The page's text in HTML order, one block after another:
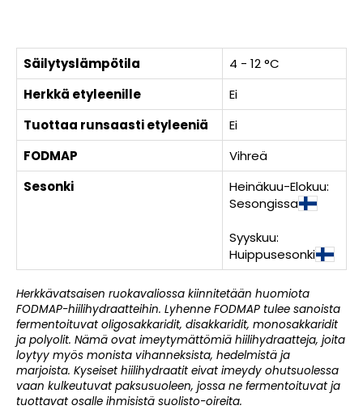
Säilytyslämpötila
4 - 12 °C
Herkkä etyleenille
Ei
Tuottaa runsaasti etyleeniä
Ei
FODMAP
Vihreä
Sesonki
Heinäkuu-Elokuu:
Sesongissa
Syyskuu:
Huippusesonki
Herkkävatsaisen ruokavaliossa kiinnitetään huomiota
FODMAP-hiilihydraatteihin. Lyhenne FODMAP tulee sanoista
fermentoituvat oligosakkaridit, disakkaridit, monosakkaridit
ja polyolit. Nämä ovat imeytymättömiä hiilihydraatteja, joita
loytyy myös monista vihanneksista, hedelmistä ja
marjoista. Kyseiset hiilihydraatit eivat imeydy ohutsuolessa
vaan kulkeutuvat paksusuoleen, jossa ne fermentoituvat ja
tuottavat osalle ihmisistä suolisto-oireita.